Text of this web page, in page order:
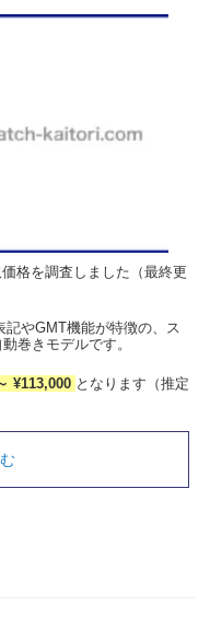
格を調査しました（最終更
やGMT機能が特徴の、ス
巻きモデルです。
¥113,000 となります（推定